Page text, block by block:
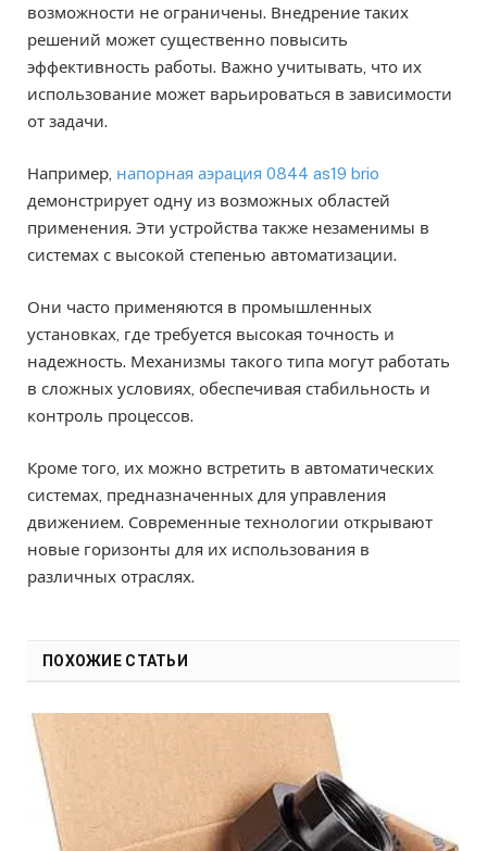
возможности не ограничены. Внедрение таких
решений может существенно повысить
эффективность работы. Важно учитывать, что их
использование может варьироваться в зависимости
от задачи.
Например, напорная аэрация 0844 as19 brio
демонстрирует одну из возможных областей
применения. Эти устройства также незаменимы в
системах с высокой степенью автоматизации.
Они часто применяются в промышленных
установках, где требуется высокая точность и
надежность. Механизмы такого типа могут работать
в сложных условиях, обеспечивая стабильность и
контроль процессов.
Кроме того, их можно встретить в автоматических
системах, предназначенных для управления
движением. Современные технологии открывают
новые горизонты для их использования в
различных отраслях.
ПОХОЖИЕ СТАТЬИ